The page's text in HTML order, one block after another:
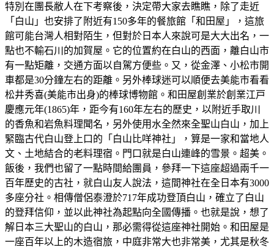
特別在團長敝人在下考察後，決定帶大家去瞧瞧，除了走近
「白山」也安排了附近有150多年的餐旅館「和田屋」，這旅
館可能台灣人相對陌生，但對於日本人來說可是大大出名，一
點也不輸石川的加賀屋。它的位置約在白山的西面，離白山市
有一點矩離，交通方面以自駕方便些。又，從金澤、小松市開
車都是30分鐘左右的距離。另外棒球迷可以順便去美能市看看
松井秀喜(美能市出身)的棒球博物館。和田屋創業於創業江戸
慶應元年(1865)年，距今有160年左右的歷史，以附近手取川
的香魚和岩魚料理聞名，另外使用水全然來全聖山白山，加上
緊臨古代白山登上口的「白山比咩神社」，算是一家和當地人
文、土地結合的老料理宿。門口就是白山連峰的雪景。超美。
飯後，我們也留了一點時間給團員，參拜一下這座超過兩千一
百年歷史的古社，就白山友人說法，這間神社在全日本有3000
多座分社。相傳僧侶泰澄於717年成功登頂白山，確立了白山
的登拜信仰，並以此神社為起點向全國傳播。也就是說，想了
解日本三大聖山的白山，那必需得從這座神社開始。和田屋是
一座百年以上的木造宿旅，中庭非常大也非常美，尤其是秋冬